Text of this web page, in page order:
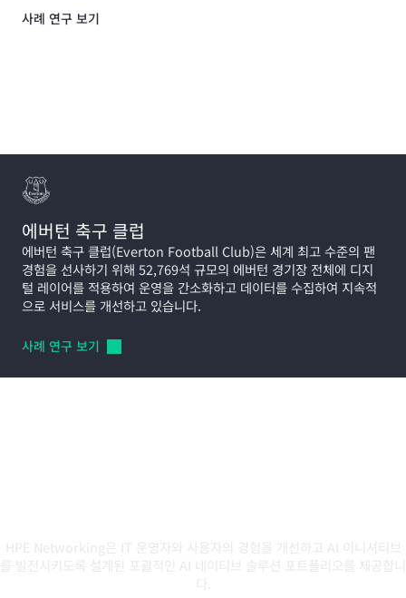
사례 연구 보기
에버턴 축구 클럽
에버턴 축구 클럽(Everton Football Club)은 세계 최고 수준의 팬
경험을 선사하기 위해 52,769석 규모의 에버턴 경기장 전체에 디지
털 레이어를 적용하여 운영을 간소화하고 데이터를 수집하여 지속적
으로 서비스를 개선하고 있습니다.
사례 연구 보기
HPE Networking은 IT 운영자와 사용자의 경험을 개선하고 AI 이니셔티브
를 발전시키도록 설계된 포괄적인 AI 네이티브 솔루션 포트폴리오를 제공합니
다.